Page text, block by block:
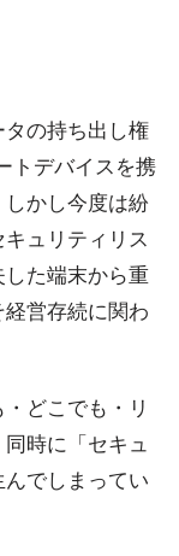
の持ち出し権
トデバイスを携
かし今度は紛
ュリティリス
た端末から重
営存続に関わ
どこでも・リ
時に「セキュ
でしまってい